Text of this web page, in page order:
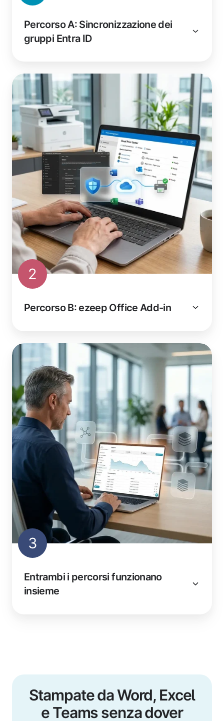
Percorso A: Sincronizzazione dei
gruppi Entra ID
2
Percorso B: ezeep Office Add-in
3
Entrambi i percorsi funzionano
insieme
Stampate da Word, Excel
e Teams senza dover